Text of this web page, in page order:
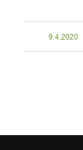
9.4.2020